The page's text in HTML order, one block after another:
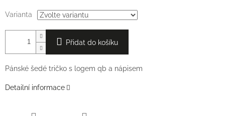
Varianta
Přidat do košíku
Pánské šedé tričko s logem qb a nápisem
Detailní informace